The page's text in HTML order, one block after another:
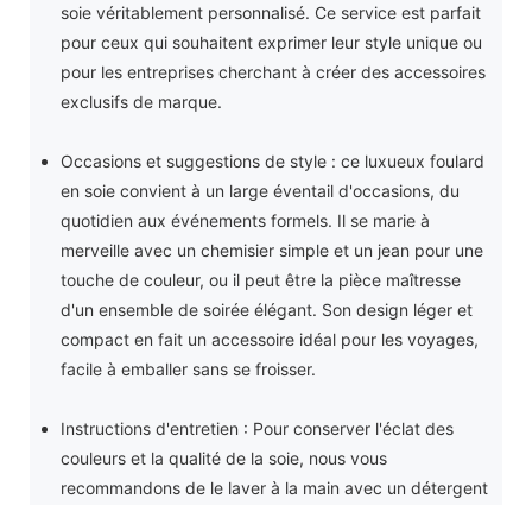
soie véritablement personnalisé. Ce service est parfait
pour ceux qui souhaitent exprimer leur style unique ou
pour les entreprises cherchant à créer des accessoires
exclusifs de marque.
Occasions et suggestions de style : ce luxueux foulard
en soie convient à un large éventail d'occasions, du
quotidien aux événements formels. Il se marie à
merveille avec un chemisier simple et un jean pour une
touche de couleur, ou il peut être la pièce maîtresse
d'un ensemble de soirée élégant. Son design léger et
compact en fait un accessoire idéal pour les voyages,
facile à emballer sans se froisser.
Instructions d'entretien : Pour conserver l'éclat des
couleurs et la qualité de la soie, nous vous
recommandons de le laver à la main avec un détergent